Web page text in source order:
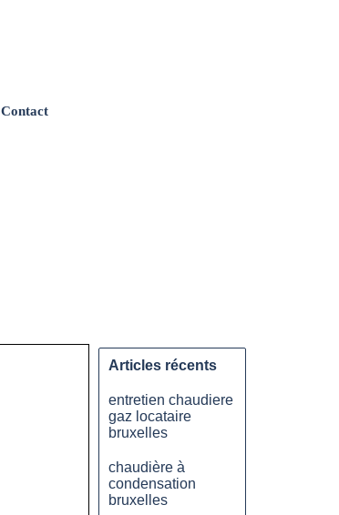
Contact
Articles récents
entretien chaudiere
gaz locataire
bruxelles
chaudière à
condensation
bruxelles